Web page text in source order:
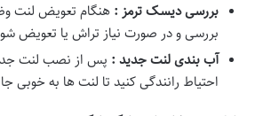
بررسی دیسک ترمز : هنگام تعویض لنت
بررسی و در صورت نیاز تراش یا تعویض
آب بندی لنت جدید : پس از نصب لنت
احتیاط رانندگی کنید تا لنت ها به خوبی